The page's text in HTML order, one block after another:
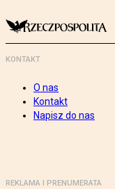
KONTAKT
O nas
Kontakt
Napisz do nas
REKLAMA I PRENUMERATA